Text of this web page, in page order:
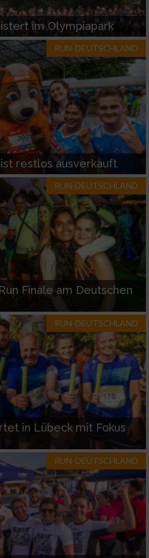
im Olympiapark
RUN-DEUTSCHLAND
ist restlos ausverkauft
RUN-DEUTSCHLAND
Finale am Deutschen
RUN-DEUTSCHLAND
in Lübeck mit Fokus
RUN-DEUTSCHLAND